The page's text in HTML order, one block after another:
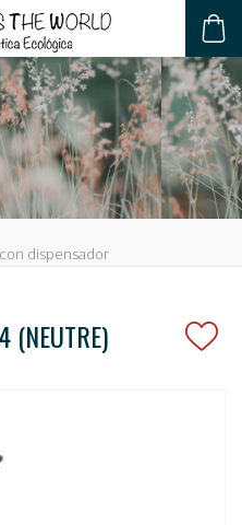
dispensador
(NEUTRE)